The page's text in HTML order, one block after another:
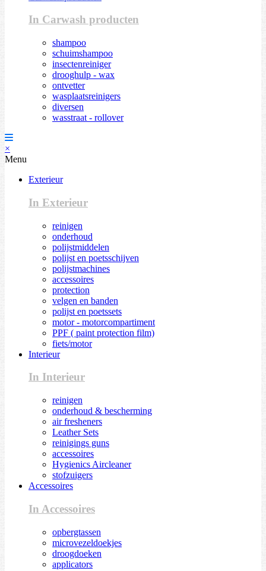
In Carwash producten
shampoo
schuimshampoo
insectenreiniger
drooghulp - wax
ontvetter
wasplaatsreinigers
diversen
wasstraat - rollover
×
Menu
Exterieur
In Exterieur
reinigen
onderhoud
polijstmiddelen
polijst en poetsschijven
polijstmachines
accessoires
protection
velgen en banden
polijst en poetssets
motor - motorcompartiment
PPF ( paint protection film)
fiets/motor
Interieur
In Interieur
reinigen
onderhoud & bescherming
air fresheners
Leather Sets
reinigings guns
accessoires
Hygienics Aircleaner
stofzuigers
Accessoires
In Accessoires
opbergtassen
microvezeldoekjes
droogdoeken
applicators